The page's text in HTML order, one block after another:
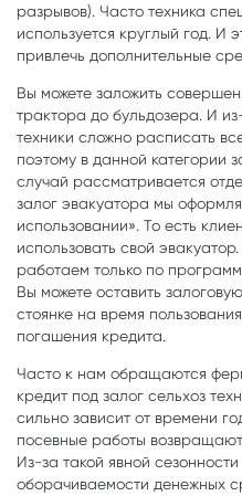
разрывов). Часто техника
используется круглый год. И
привлечь дополнительные
Вы можете заложить
трактора до бульдозера. И
техники сложно расписать
поэтому в данной категории
случай рассматривается
залог эвакуатора мы
использовании». То есть
использовать свой
работаем только по
Вы можете оставить
стоянке на время
погашения кредита.
Часто к нам обращаются
кредит под залог сельхоз
сильно зависит от времени
посевные работы
Из-за такой явной
оборачиваемости денежных